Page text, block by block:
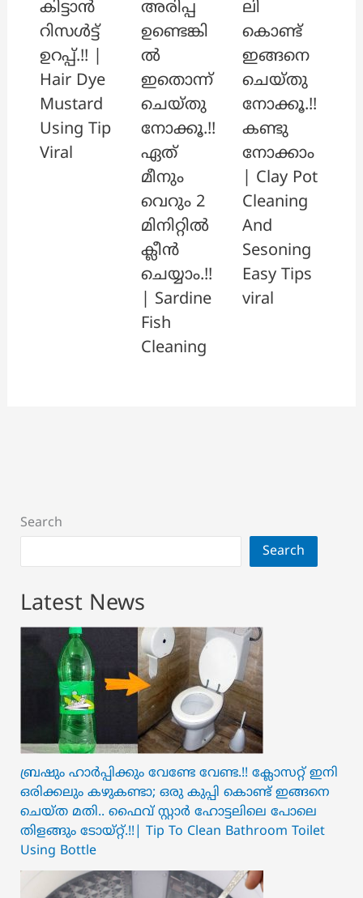
കിട്ടാൻ
റിസൾട്ട്
ഉറപ്പ്.!! |
Hair Dye
Mustard
Using Tip
Viral
അരിപ്പ
ഉണ്ടെങ്കി
ൽ
ഇതൊന്ന്
ചെയ്തു
നോക്കൂ.!!
ഏത്
മീനും
വെറും 2
മിനിറ്റിൽ
ക്ലീൻ
ചെയ്യാം.!!
| Sardine
Fish
Cleaning
ലി
കൊണ്ട്
ഇങ്ങനെ
ചെയ്തു
നോക്കൂ.!!
കണ്ടു
നോക്കാം
| Clay Pot
Cleaning
And
Sesoning
Easy Tips
viral
Search
Search
Latest News
ബ്രഷും ഹാർപ്പിക്കും വേണ്ടേ വേണ്ട.!! ക്ലോസറ്റ് ഇനി
ഒരിക്കലും കഴുകണ്ടാ; ഒരു കുപ്പി കൊണ്ട് ഇങ്ങനെ
ചെയ്ത മതി.. ഫൈവ് സ്റ്റാർ ഹോട്ടലിലെ പോലെ
തിളങ്ങും ടോയ്റ്റ്.!!| Tip To Clean Bathroom Toilet
Using Bottle